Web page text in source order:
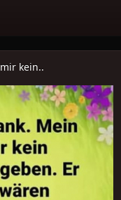
kein..